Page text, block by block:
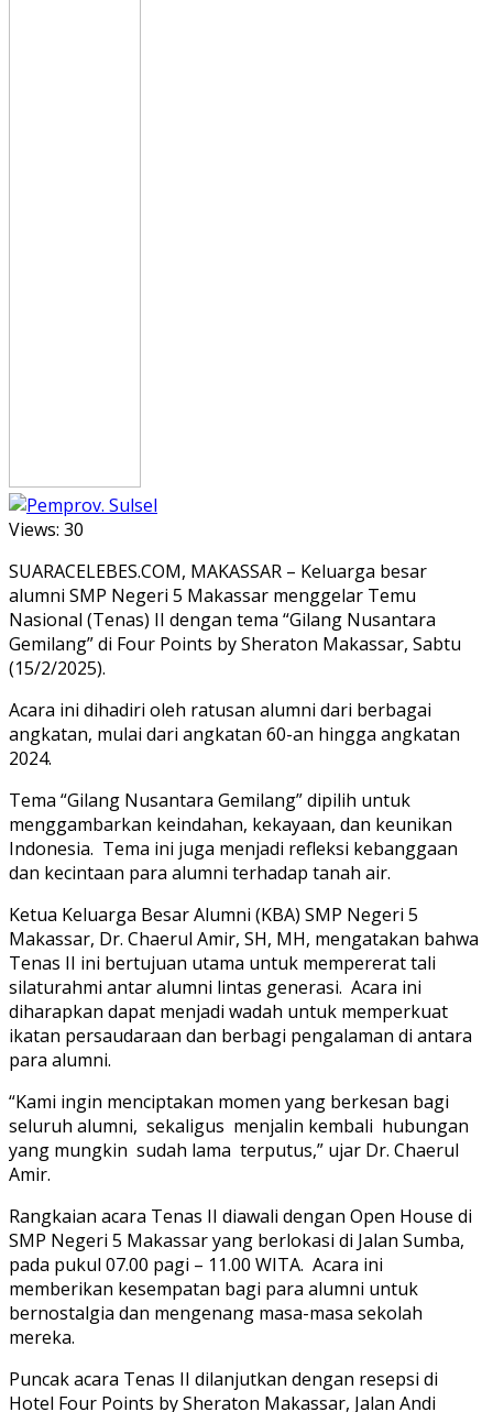
Views: 30
SUARACELEBES.COM, MAKASSAR – Keluarga besar
alumni SMP Negeri 5 Makassar menggelar Temu
Nasional (Tenas) II dengan tema “Gilang Nusantara
Gemilang” di Four Points by Sheraton Makassar, Sabtu
(15/2/2025).
Acara ini dihadiri oleh ratusan alumni dari berbagai
angkatan, mulai dari angkatan 60-an hingga angkatan
2024.
Tema “Gilang Nusantara Gemilang” dipilih untuk
menggambarkan keindahan, kekayaan, dan keunikan
Indonesia. Tema ini juga menjadi refleksi kebanggaan
dan kecintaan para alumni terhadap tanah air.
Ketua Keluarga Besar Alumni (KBA) SMP Negeri 5
Makassar, Dr. Chaerul Amir, SH, MH, mengatakan bahwa
Tenas II ini bertujuan utama untuk mempererat tali
silaturahmi antar alumni lintas generasi. Acara ini
diharapkan dapat menjadi wadah untuk memperkuat
ikatan persaudaraan dan berbagi pengalaman di antara
para alumni.
“Kami ingin menciptakan momen yang berkesan bagi
seluruh alumni, sekaligus menjalin kembali hubungan
yang mungkin sudah lama terputus,” ujar Dr. Chaerul
Amir.
Rangkaian acara Tenas II diawali dengan Open House di
SMP Negeri 5 Makassar yang berlokasi di Jalan Sumba,
pada pukul 07.00 pagi – 11.00 WITA. Acara ini
memberikan kesempatan bagi para alumni untuk
bernostalgia dan mengenang masa-masa sekolah
mereka.
Puncak acara Tenas II dilanjutkan dengan resepsi di
Hotel Four Points by Sheraton Makassar, Jalan Andi